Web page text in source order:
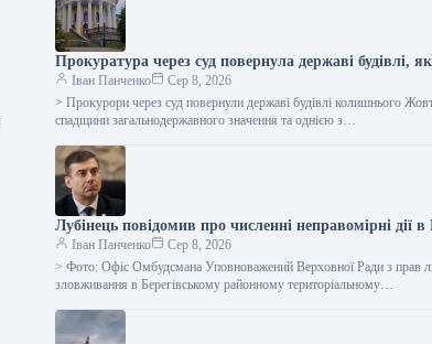
Прокуратура через суд повернула державі будівлі,
Іван Панченко
Сер 8, 2026
> Прокурори через суд повернули державі будівлі колишнього
спадщини загальнодержавного значення та однією з…
Лубінець повідомив про численні неправомірні дії в
Іван Панченко
Сер 8, 2026
> Фото: Офіс Омбудсмана Уповноважений Верховної Ради з прав
зловживання в Берегівському районному територіальному…